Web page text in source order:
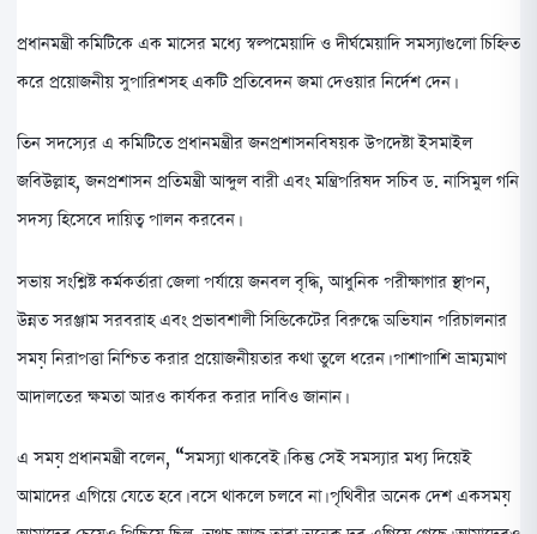
প্রধানমন্ত্রী কমিটিকে এক মাসের মধ্যে স্বল্পমেয়াদি ও দীর্ঘমেয়াদি সমস্যাগুলো চিহ্নিত
করে প্রয়োজনীয় সুপারিশসহ একটি প্রতিবেদন জমা দেওয়ার নির্দেশ দেন।
তিন সদস্যের এ কমিটিতে প্রধানমন্ত্রীর জনপ্রশাসনবিষয়ক উপদেষ্টা ইসমাইল
জবিউল্লাহ, জনপ্রশাসন প্রতিমন্ত্রী আব্দুল বারী এবং মন্ত্রিপরিষদ সচিব ড. নাসিমুল গনি
সদস্য হিসেবে দায়িত্ব পালন করবেন।
সভায় সংশ্লিষ্ট কর্মকর্তারা জেলা পর্যায়ে জনবল বৃদ্ধি, আধুনিক পরীক্ষাগার স্থাপন,
উন্নত সরঞ্জাম সরবরাহ এবং প্রভাবশালী সিন্ডিকেটের বিরুদ্ধে অভিযান পরিচালনার
সময় নিরাপত্তা নিশ্চিত করার প্রয়োজনীয়তার কথা তুলে ধরেন। পাশাপাশি ভ্রাম্যমাণ
আদালতের ক্ষমতা আরও কার্যকর করার দাবিও জানান।
এ সময় প্রধানমন্ত্রী বলেন, “সমস্যা থাকবেই। কিন্তু সেই সমস্যার মধ্য দিয়েই
আমাদের এগিয়ে যেতে হবে। বসে থাকলে চলবে না। পৃথিবীর অনেক দেশ একসময়